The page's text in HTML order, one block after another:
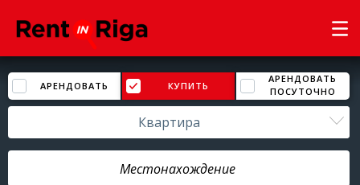
АРЕНДОВАТЬ КУПИТЬ
АРЕНДОВАТЬ
ПОСУТОЧНО
Квартира